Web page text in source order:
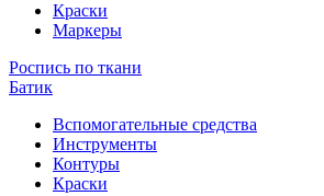
Краски
Маркеры
Роспись по ткани
Батик
Вспомогательные средства
Инструменты
Контуры
Краски